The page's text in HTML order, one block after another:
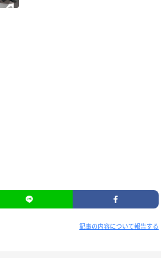
記事の内容について報告する